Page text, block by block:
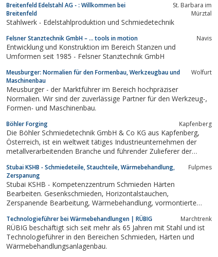
Breitenfeld Edelstahl AG - : Willkommen bei
Breitenfeld
St. Barbara im
Mürztal
Stahlwerk - Edelstahlproduktion und Schmiedetechnik
Felsner Stanztechnik GmbH – … tools in motion Navis
Entwicklung und Konstruktion im Bereich Stanzen und
Umformen seit 1985 - Felsner Stanztechnik GmbH
Meusburger: Normalien für den Formenbau, Werkzeugbau und
Maschinenbau
Wolfurt
Meusburger - der Marktführer im Bereich hochpräziser
Normalien. Wir sind der zuverlässige Partner für den Werkzeug-,
Formen- und Maschinenbau.
Böhler Forging Kapfenberg
Die Böhler Schmiedetechnik GmbH & Co KG aus Kapfenberg,
Österreich, ist ein weltweit tätiges Industrieunternehmen der
metallverarbeitenden Branche und führender Zulieferer der
Stubai KSHB - Schmiedeteile, Stauchteile, Wärmebehandlung,
Zerspanung
Fulpmes
Stubai KSHB - Kompetenzzentrum Schmieden Härten
Bearbeiten. Gesenkschmieden, Horizontalstauchen,
Zerspanende Bearbeitung, Wärmebehandlung, vormontierte
Technologieführer bei Wärmebehandlungen | RÜBIG Marchtrenk
RÜBIG beschäftigt sich seit mehr als 65 Jahren mit Stahl und ist
Technologieführer in den Bereichen Schmieden, Härten und
Wärmebehandlungsanlagenbau.